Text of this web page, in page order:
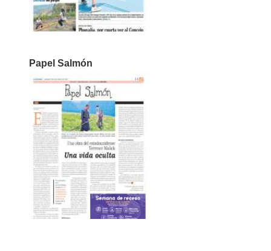
Papel Salmón